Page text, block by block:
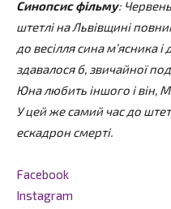
Синопсис фільму:
штетлі на Львівщині
до весілля сина м’ясника
здавалося б, звичайної
Юна любить іншого і він,
У цей же самий час до
ескадрон смерті.
Facebook
Instagram